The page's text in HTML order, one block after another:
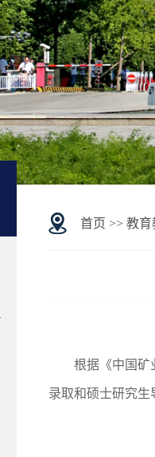
首页 >> 教育
根据《中国矿
录取和硕士研究生